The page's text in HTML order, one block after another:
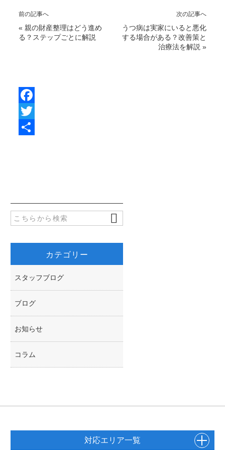
前の記事へ
« 親の財産整理はどう進め
る？ステップごとに解説
次の記事へ
うつ病は実家にいると悪化
する場合がある？改善策と
治療法を解説 »
F
カテゴリー
スタッフブログ
ブログ
お知らせ
コラム
対応エリア一覧